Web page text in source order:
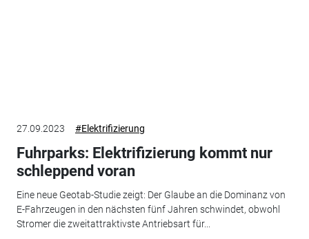
27.09.2023 #Elektrifizierung
Fuhrparks: Elektrifizierung kommt nur
schleppend voran
Eine neue Geotab-Studie zeigt: Der Glaube an die Dominanz von
E-Fahrzeugen in den nächsten fünf Jahren schwindet, obwohl
Stromer die zweitattraktivste Antriebsart für...